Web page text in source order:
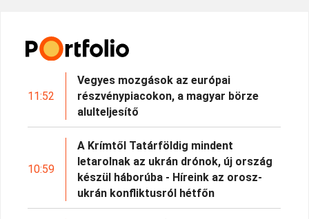
11:52
Vegyes mozgások az európai
részvénypiacokon, a magyar börze
alulteljesítő
10:59
A Krímtől Tatárföldig mindent
letarolnak az ukrán drónok, új ország
készül háborúba - Híreink az orosz-
ukrán konfliktusról hétfőn